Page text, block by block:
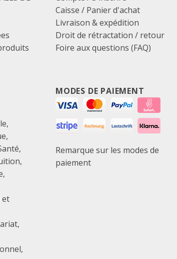
Caisse / Panier d'achat
Livraison & expédition
Droit de rétractation / retour
Foire aux questions (FAQ)
et
MODES DE PAIEMENT
Remarque sur les modes de
paiement